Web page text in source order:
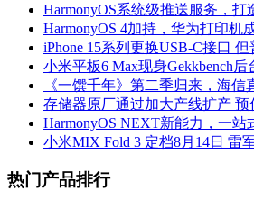
HarmonyOS系统级推送服务，
HarmonyOS 4加持，华为打印机
iPhone 15系列更换USB-C接口
小米平板6 Max现身Gekkbench
《一馔千年》第二季归来，海
存储器原厂通过加大产线扩产
HarmonyOS NEXT新能力，一站
小米MIX Fold 3 定档8月14日 雷
热门产品排行